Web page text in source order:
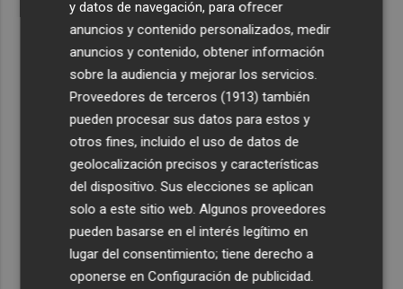
y datos de navegación, para ofrecer
anuncios y contenido personalizados, medir
anuncios y contenido, obtener información
sobre la audiencia y mejorar los servicios.
Proveedores de terceros (1913) también
pueden procesar sus datos para estos y
otros fines, incluido el uso de datos de
geolocalización precisos y características
del dispositivo. Sus elecciones se aplican
solo a este sitio web. Algunos proveedores
pueden basarse en el interés legítimo en
lugar del consentimiento; tiene derecho a
oponerse enConfiguración de publicidad